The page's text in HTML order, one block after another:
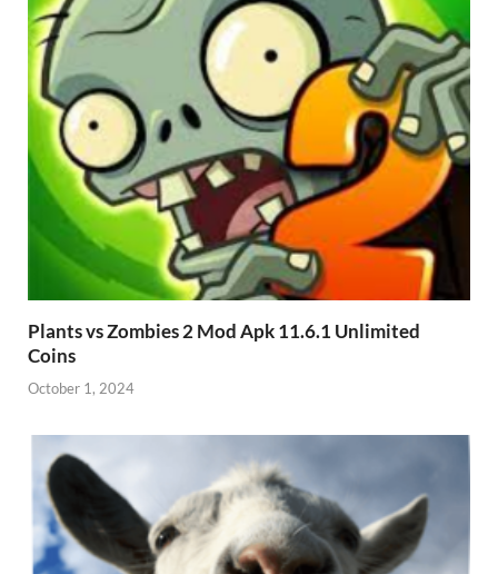
Plants vs Zombies 2 Mod Apk 11.6.1 Unlimited
Coins
October 1, 2024